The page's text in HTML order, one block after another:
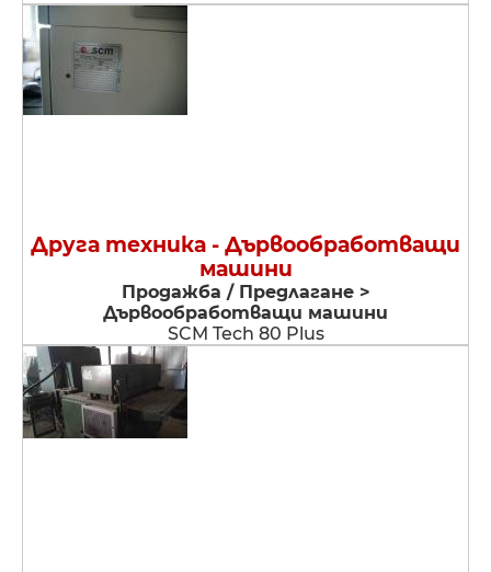
Друга техника - Дървообработващи
машини
Продажба / Предлагане >
Дървообработващи машини
SCM Tech 80 Plus